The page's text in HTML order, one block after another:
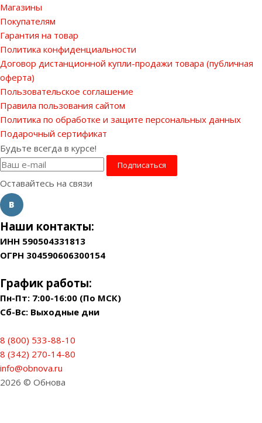
Магазины
Покупателям
Гарантия на товар
Политика конфиденциальности
Договор дистанционной купли-продажи товара (публичная
оферта)
Пользовательское соглашение
Правила пользования сайтом
Политика по обработке и защите персональных данных
Подарочный сертификат
Будьте всегда в курсе!
Оставайтесь на связи
Наши контакты:
ИНН 590504331813
ОГРН 304590606300154
График работы:
Пн-Пт: 7:00-16:00 (По МСК)
Сб-Вс: Выходные дни
8 (800) 533-88-10
8 (342) 270-14-80
info@obnova.ru
2026 © Обнова